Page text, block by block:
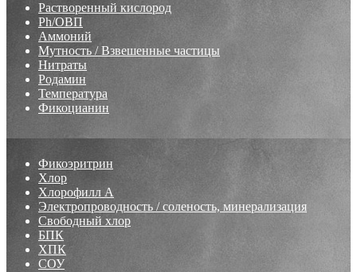
Растворенный кислород
Ph/ОВП
Аммоний
Мутность / Взвешенные частицы
Нитраты
Родамин
Температура
Фикоцианин
Фикоэритрин
Хлор
Хлорофилл А
Электропроводность / соленость, минерализация
Свободный хлор
БПК
ХПК
СОУ